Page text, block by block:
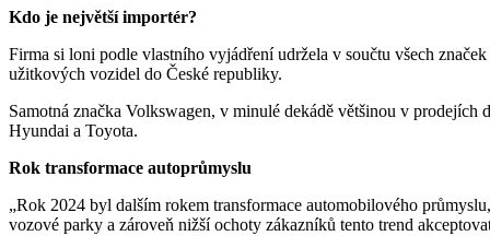
Kdo je největší importér?
Firma si loni podle vlastního vyjádření udržela v součtu všech
užitkových vozidel do České republiky.
Samotná značka Volkswagen, v minulé dekádě většinou v
Hyundai a Toyota.
Rok transformace autoprůmyslu
„Rok 2024 byl dalším rokem transformace automobilového
vozové parky a zároveň nižší ochoty zákazníků tento trend